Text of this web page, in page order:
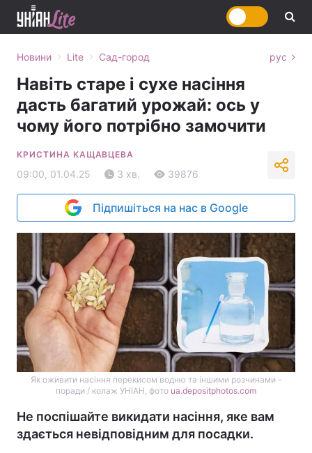
Новини › Lite › Сад-город рус
Навіть старе і сухе насіння
дасть багатий урожай: ось у
чому його потрібно замочити
КРИСТИНА КАЩАВЦЕВА
09:00, 01.04.25 3 хв. 39876
Підпишіться на нас в Google
Як оживити насіння перекисом водню та іншими розчинами -
поради / колаж УНІАН, фото ua.depositphotos.com
Не поспішайте викидати насіння, яке вам
здається невідповідним для посадки.